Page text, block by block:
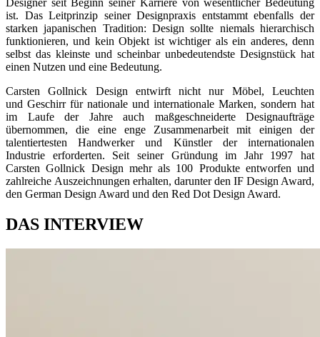
ist. Das Leitprinzip seiner Designpraxis entstammt ebenfalls der
starken japanischen Tradition: Design sollte niemals hierarchisch
funktionieren, und kein Objekt ist wichtiger als ein anderes, denn
selbst das kleinste und scheinbar unbedeutendste Designstück hat
einen Nutzen und eine Bedeutung.
Carsten Gollnick Design entwirft nicht nur Möbel, Leuchten
und Geschirr für nationale und internationale Marken, sondern hat
im Laufe der Jahre auch maßgeschneiderte Designaufträge
übernommen, die eine enge Zusammenarbeit mit einigen der
talentiertesten Handwerker und Künstler der internationalen
Industrie erforderten. Seit seiner Gründung im Jahr 1997 hat
Carsten Gollnick Design mehr als 100 Produkte entworfen und
zahlreiche Auszeichnungen erhalten, darunter den IF Design Award,
den German Design Award und den Red Dot Design Award.
DAS INTERVIEW